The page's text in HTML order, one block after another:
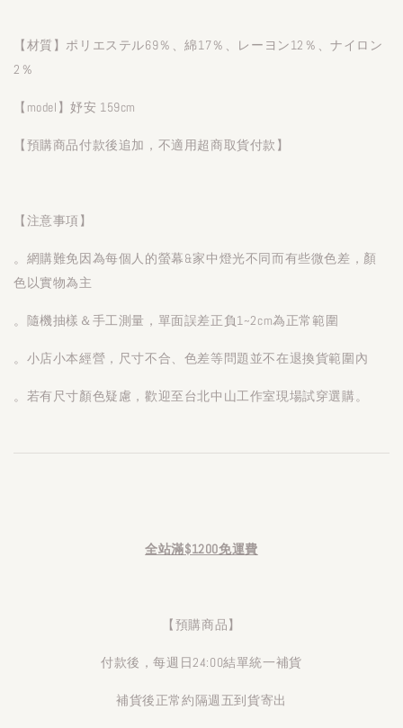
【材質】ポリエステル69％、綿17％、レーヨン12％、ナイロン
2％
【model】妤安 159cm
【預購商品付款後追加，不適用超商取貨付款】
【注意事項】
。網購難免因為每個人的螢幕&家中燈光不同而有些微色差，顏
色以實物為主
。隨機抽樣＆手工測量，單面誤差正負1~2cm為正常範圍
。小店小本經營，尺寸不合、色差等問題並不在退換貨範圍內
。若有尺寸顏色疑慮，歡迎至台北中山工作室現場試穿選購。
全站滿$1200免運費
【預購商品】
付款後，每週日24:00結單統一補貨
補貨後正常約隔週五到貨寄出